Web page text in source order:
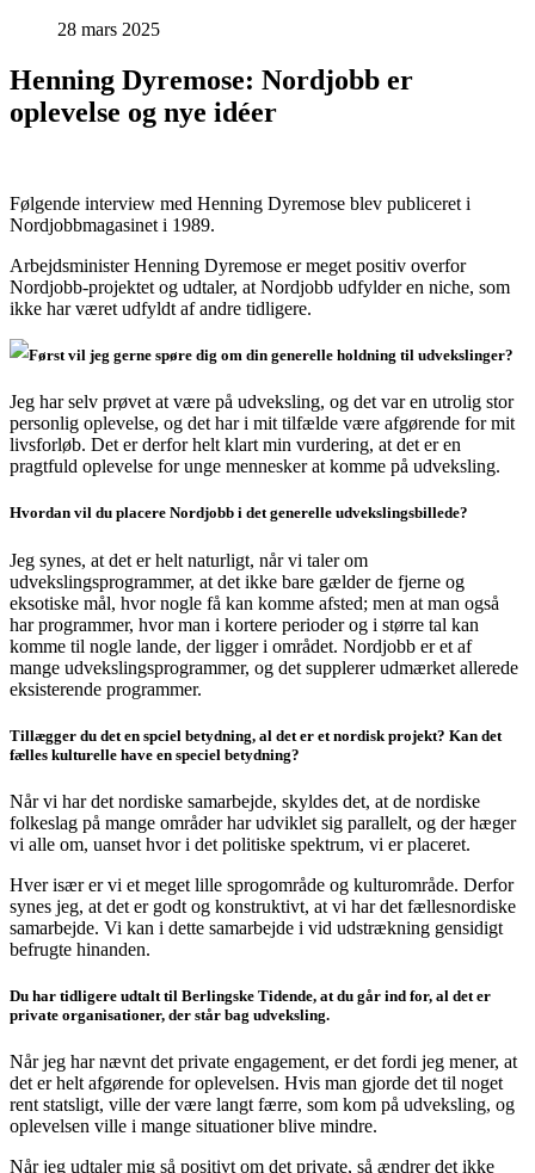
28 mars 2025
Henning Dyremose: Nordjobb er
oplevelse og nye idéer
Følgende interview med Henning Dyremose blev publiceret i
Nordjobbmagasinet i 1989.
Arbejdsminister Henning Dyremose er meget positiv overfor
Nordjobb-projektet og udtaler, at Nordjobb udfylder en niche, som
ikke har været udfyldt af andre tidligere.
Først vil jeg gerne spøre dig om din generelle holdning til udvekslinger?
Jeg har selv prøvet at være på udveksling, og det var en utrolig stor
personlig oplevelse, og det har i mit tilfælde være afgørende for mit
livsforløb. Det er derfor helt klart min vurdering, at det er en
pragtfuld oplevelse for unge mennesker at komme på udveksling.
Hvordan vil du placere Nordjobb i det generelle udvekslingsbillede?
Jeg synes, at det er helt naturligt, når vi taler om
udvekslingsprogrammer, at det ikke bare gælder de fjerne og
eksotiske mål, hvor nogle få kan komme afsted; men at man også
har programmer, hvor man i kortere perioder og i større tal kan
komme til nogle lande, der ligger i området. Nordjobb er et af
mange udvekslingsprogrammer, og det supplerer udmærket allerede
eksisterende programmer.
Tillægger du det en spciel betydning, al det er et nordisk projekt? Kan det
fælles kulturelle have en speciel betydning?
Når vi har det nordiske samarbejde, skyldes det, at de nordiske
folkeslag på mange områder har udviklet sig parallelt, og der hæger
vi alle om, uanset hvor i det politiske spektrum, vi er placeret.
Hver især er vi et meget lille sprogområde og kulturområde. Derfor
synes jeg, at det er godt og konstruktivt, at vi har det fællesnordiske
samarbejde. Vi kan i dette samarbejde i vid udstrækning gensidigt
befrugte hinanden.
Du har tidligere udtalt til Berlingske Tidende, at du går ind for, al det er
private organisationer, der står bag udveksling.
Når jeg har nævnt det private engagement, er det fordi jeg mener, at
det er helt afgørende for oplevelsen. Hvis man gjorde det til noget
rent statsligt, ville der være langt færre, som kom på udveksling, og
oplevelsen ville i mange situationer blive mindre.
Når jeg udtaler mig så positivt om det private, så ændrer det ikke